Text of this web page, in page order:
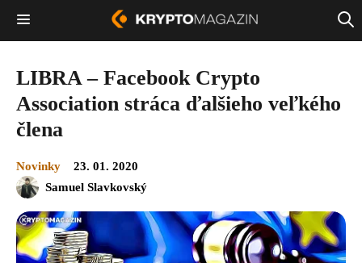
LIBRA – Facebook Crypto
Association stráca ďalšieho veľkého
člena
Novinky
23. 01. 2020
Samuel Slavkovský